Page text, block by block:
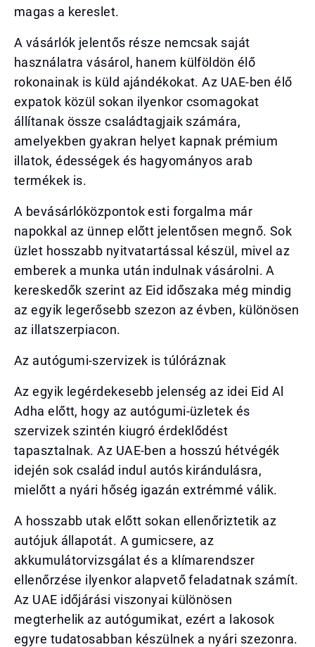
magas a kereslet.
A vásárlók jelentős része nemcsak saját
használatra vásárol, hanem külföldön élő
rokonainak is küld ajándékokat. Az UAE-ben élő
expatok közül sokan ilyenkor csomagokat
állítanak össze családtagjaik számára,
amelyekben gyakran helyet kapnak prémium
illatok, édességek és hagyományos arab
termékek is.
A bevásárlóközpontok esti forgalma már
napokkal az ünnep előtt jelentősen megnő. Sok
üzlet hosszabb nyitvatartással készül, mivel az
emberek a munka után indulnak vásárolni. A
kereskedők szerint az Eid időszaka még mindig
az egyik legerősebb szezon az évben, különösen
az illatszerpiacon.
Az autógumi-szervizek is túlóráznak
Az egyik legérdekesebb jelenség az idei Eid Al
Adha előtt, hogy az autógumi-üzletek és
szervizek szintén kiugró érdeklődést
tapasztalnak. Az UAE-ben a hosszú hétvégék
idején sok család indul autós kirándulásra,
mielőtt a nyári hőség igazán extrémmé válik.
A hosszabb utak előtt sokan ellenőriztetik az
autójuk állapotát. A gumicsere, az
akkumulátorvizsgálat és a klímarendszer
ellenőrzése ilyenkor alapvető feladatnak számít.
Az UAE időjárási viszonyai különösen
megterhelik az autógumikat, ezért a lakosok
egyre tudatosabban készülnek a nyári szezonra.